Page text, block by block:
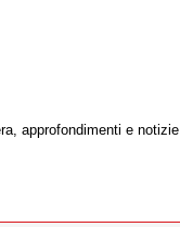
approfondimenti e notizie